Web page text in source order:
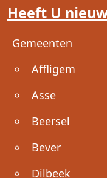
Heeft U
Voet
Gemeenten
Affligem
Asse
Beersel
Bever
Dilbeek